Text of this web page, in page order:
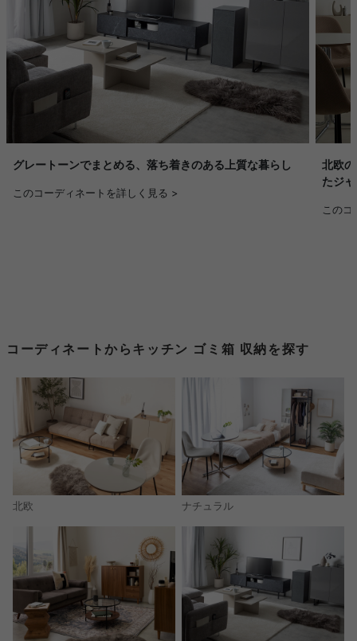
グレートーンでまとめる、落ち着きのある上質な暮らし
このコーディネートを詳しく見る >
北欧
たジ
この
コーディネートからキッチン ゴミ箱 収納を探す
北欧 ナチュラル